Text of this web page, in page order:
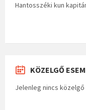
Hantosszéki kun
KÖZELGŐ
Jelenleg nincs